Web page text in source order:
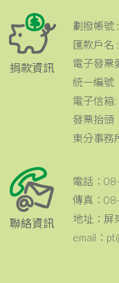
捐款資訊
劃撥帳號
匯款戶名
電子發票
統一編號
電子信箱
發票抬頭
東分事務
聯絡資訊
電話：
傳真：
地址：屏
email：